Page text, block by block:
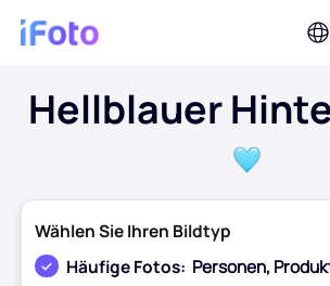
Anmeldung
Hintergrundentferner
Hellblauer
Wählen Sie Ihren Bildtyp
Häufige Fotos: Personen,